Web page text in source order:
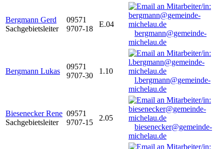
Bergmann Gerd
Sachgebietsleiter
09571
9707-18
E.04
bergmann@gemeinde-
michelau.de
Bergmann Lukas
09571
9707-30
1.10
l.bergmann@gemeinde-
michelau.de
Biesenecker Rene
Sachgebietsleiter
09571
9707-15
2.05
biesenecker@gemeinde-
michelau.de